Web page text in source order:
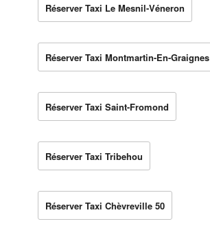
Réserver Taxi Le Mesnil-Véneron
Réserver Taxi Montmartin-En-Graignes
Réserver Taxi Saint-Fromond
Réserver Taxi Tribehou
Réserver Taxi Chèvreville 50